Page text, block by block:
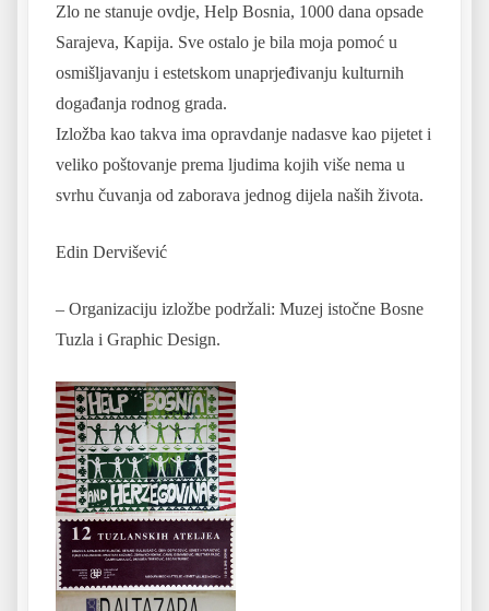
Zlo ne stanuje ovdje, Help Bosnia, 1000 dana opsade
Sarajeva, Kapija. Sve ostalo je bila moja pomoć u
osmišljavanju i estetskom unaprjeđivanju kulturnih
događanja rodnog grada.
Izložba kao takva ima opravdanje nadasve kao pijetet i
veliko poštovanje prema ljudima kojih više nema u
svrhu čuvanja od zaborava jednog dijela naših života.
Edin Dervišević
– Organizaciju izložbe podržali: Muzej istočne Bosne
Tuzla i Graphic Design.